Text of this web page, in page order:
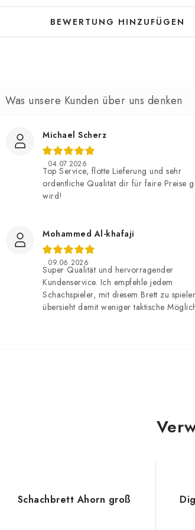
BEWERTUNG HINZUFÜGEN
Michael Scherz
04.07.2026
Top Service, flotte Lieferung und sehr
ordentliche Qualität dir für faire Preise
wird!
Mohammed Al-khafaji
09.06.2026
Super Qualität und hervorragender
Kundenservice. Ich empfehle jedem
Schachspieler, mit diesem Brett zu
übersieht damit weniger taktische
Schachbrett Ahorn groß